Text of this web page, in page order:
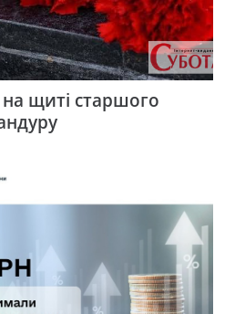
щиті старшого